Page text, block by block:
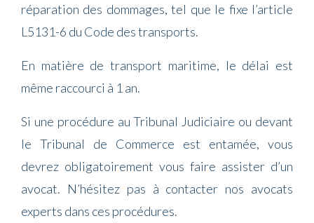
réparation des dommages, tel que le fixe l’article
L5131-6 du Code des transports.
En matière de transport maritime, le délai est
même raccourci à 1 an.
Si une procédure au Tribunal Judiciaire ou devant
le Tribunal de Commerce est entamée, vous
devrez obligatoirement vous faire assister d’un
avocat. N’hésitez pas à contacter nos avocats
experts dans ces procédures.